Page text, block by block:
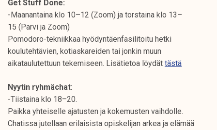
Get Stuff Done:
-Maanantaina klo 10–12 (Zoom) ja torstaina klo 13–
15 (Parvi ja Zoom)
Pomodoro-tekniikkaa hyödyntäenfasilitoitu hetki
koulutehtävien, kotiaskareiden tai jonkin muun
aikataulutettuun tekemiseen. Lisätietoa löydät tästä
Nyytin ryhmächat:
-Tiistaina klo 18–20.
Paikka yhteiselle ajatusten ja kokemusten vaihdolle.
Chatissa jutellaan erilaisista opiskelijan arkea ja elämää